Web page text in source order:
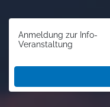
Anmeldung zur Info-
Veranstaltung